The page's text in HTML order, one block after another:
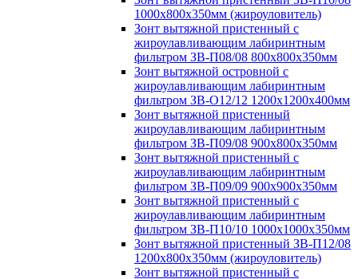
1000х800х350мм (жироуловитель)
Зонт вытяжной пристенный с
жироулавливающим лабиринтным
фильтром ЗВ-П08/08 800х800х350мм
Зонт вытяжной островной с
жироулавливающим лабиринтным
фильтром ЗВ-О12/12 1200х1200х400мм
Зонт вытяжной пристенный
жироулавливающим лабиринтным
фильтром ЗВ-П09/08 900х800х350мм
Зонт вытяжной пристенный с
жироулавливающим лабиринтным
фильтром ЗВ-П09/09 900х900х350мм
Зонт вытяжной пристенный с
жироулавливающим лабиринтным
фильтром ЗВ-П10/10 1000х1000х350мм
Зонт вытяжной пристенный ЗВ-П12/08
1200х800х350мм (жироуловитель)
Зонт вытяжной пристенный с